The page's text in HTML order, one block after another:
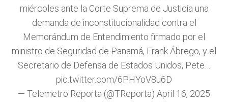
miércoles ante la Corte Suprema de Justicia una
demanda de inconstitucionalidad contra el
Memorándum de Entendimiento firmado por el
ministro de Seguridad de Panamá, Frank Ábrego, y el
Secretario de Defensa de Estados Unidos, Pete…
pic.twitter.com/6PHYoV8u6D
— Telemetro Reporta (@TReporta) April 16, 2025